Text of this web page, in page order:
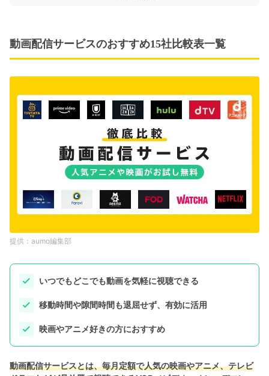
動画配信サービスのおすすめ15社比較表一覧
aumo編集部
いつでもどこでも動画を気軽に視聴できる
移動時間や隙間時間も退屈せず、有効に活用
映画やアニメ好きの方におすすめ
動画配信サービスとは、毎月定額で人気の映画やアニメ、テレビ